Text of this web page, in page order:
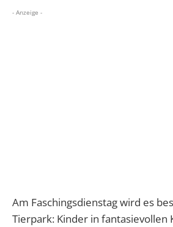
- Anzeige -
Am Faschingsdienstag wird es
Tierpark: Kinder in fantasievollen